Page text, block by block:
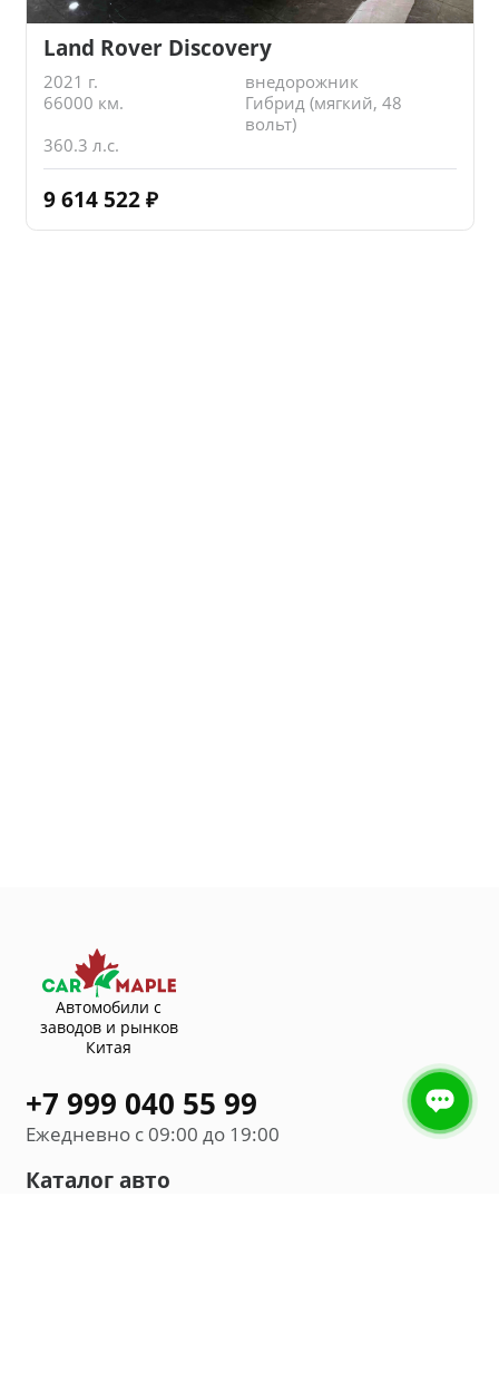
Land Rover Discovery
2021 г.
внедорожник
66000 км.
Гибрид (мягкий, 48
вольт)
360.3 л.с.
9 614 522 ₽
Автомобили с
заводов и рынков
Китая
+7 999 040 55 99
Ежедневно с 09:00 до 19:00
Каталог авто